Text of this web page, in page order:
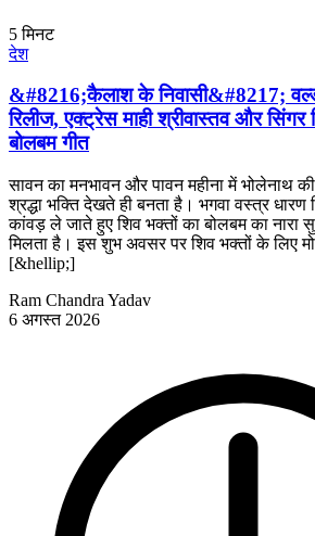
5मिनट
देश
&#8216;कैलाश के निवासी&#8217;
रिलीज, एक्ट्रेस माही श्रीवास्तव और सिंगर
बोलबम गीत
सावन का मनभावन और पावन महीना में भोलेनाथ
श्रद्धा भक्ति देखते ही बनता है। भगवा वस्त्र
कांवड़ ले जाते हुए शिव भक्तों का बोलबम का
मिलता है। इस शुभ अवसर पर शिव भक्तों के लिए
[&hellip;]
Ram Chandra Yadav
6 अगस्त 2026